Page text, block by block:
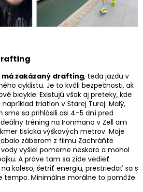
zakázaný drafting, teda jazdu v
cyklistu. Je to kvôli bezpečnosti, ak
bicykle. Existujú však aj preteky, kde
triatlon v Starej Turej. Malý,
sme sa prihlásili asi 4–5 dní pred
tréning na Ironmana v Zell am
tisícka výškových metrov. Moje
záberom z filmu Zachráňte
vyšiel pomerne neskoro a mohol
A práve tam sa zíde vedieť
koleso, šetriť energiu, prestriedať sa s
tempo. Minimálne morálne to pomôže